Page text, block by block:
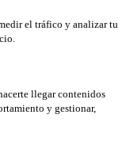
el tráfico y analizar tu
llegar contenidos
y gestionar,